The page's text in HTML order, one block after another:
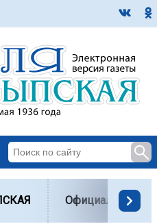
Официально